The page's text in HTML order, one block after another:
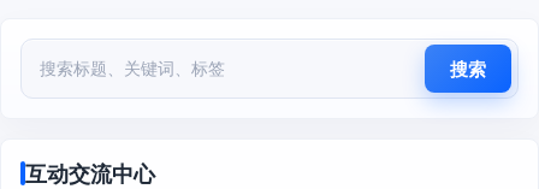
搜索
互动交流中心